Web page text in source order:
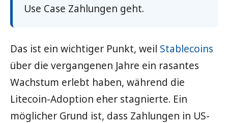
Use Case Zahlungen geht.
Das ist ein wichtiger Punkt, weil Stablecoins
über die vergangenen Jahre ein rasantes
Wachstum erlebt haben, während die
Litecoin-Adoption eher stagnierte. Ein
möglicher Grund ist, dass Zahlungen in US-